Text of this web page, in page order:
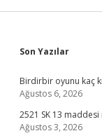
Sidebar
Son Yazılar
Birdirbir oyunu kaç
Ağustos 6, 2026
2521 SK 13 maddesi
Ağustos 3, 2026